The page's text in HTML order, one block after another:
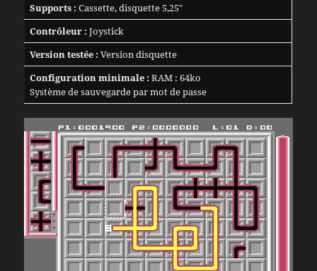
Supports : Cassette, disquette 5,25″
Contrôleur : Joystick
Version testée : Version disquette
Configuration minimale : RAM : 64ko
Système de sauvegarde par mot de passe